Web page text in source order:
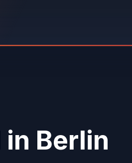
in Berlin